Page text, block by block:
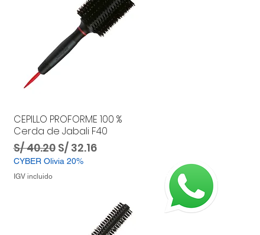
CEPILLO PROFORME 100 %
Cerda de Jabali F40
Precio
S/ 40.20 Precio de oferta
S/ 32.16
CYBER Olivia 20%
IGV incluido